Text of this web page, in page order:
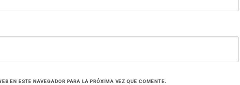
EN ESTE NAVEGADOR PARA LA PRÓXIMA VEZ QUE COMENTE.